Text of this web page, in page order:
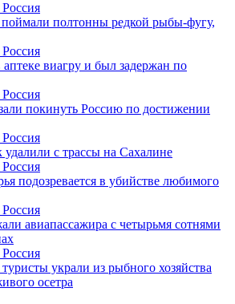
полтонны редкой рыбы-фугу,
виагру и был задержан по
покинуть Россию по достижении
с трассы на Сахалине
подозревается в убийстве любимого
авиапассажира с четырьмя сотнями
украли из рыбного хозяйства
осетра